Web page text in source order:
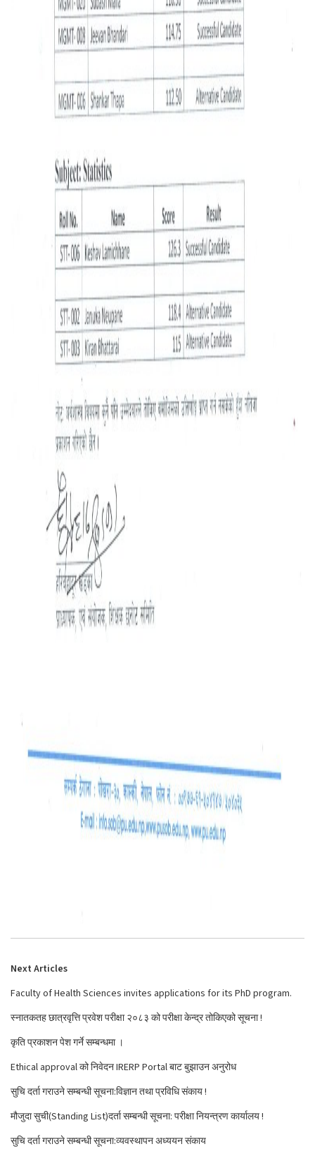
Next Articles
Faculty of Health Sciences invites applications for its PhD program.
स्नातकतह छात्रवृत्ति प्रवेश परीक्षा २०८३ को परीक्षा केन्द्र तोकिएको सूचना !
कृति प्रकाशन पेश गर्ने सम्बन्धमा ।
Ethical approval को निवेदन IRERP Portal बाट बुझाउन अनुरोध
सुचि दर्ता गराउने सम्बन्धी सूचना:विज्ञान तथा प्रविधि संकाय !
मौजुदा सुची(Standing List)दर्ता सम्बन्धी सूचना: परीक्षा नियन्त्रण कार्यालय !
सुचि दर्ता गराउने सम्बन्धी सूचना:व्यवस्थापन अध्ययन संकाय